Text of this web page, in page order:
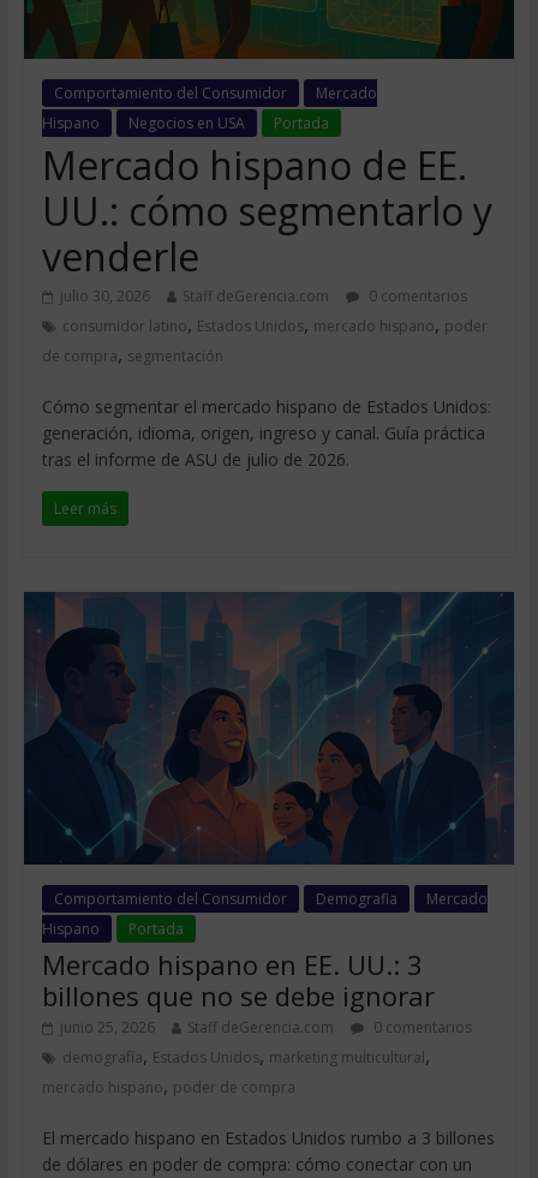
Comportamiento del Consumidor
Mercado
Hispano
Negocios en USA Portada
Mercado hispano de EE.
UU.: cómo segmentarlo y
venderle
julio 30, 2026 Staff deGerencia.com
0 comentarios
consumidor latino, Estados Unidos, mercado hispano, poder
de compra, segmentación
Cómo segmentar el mercado hispano de Estados Unidos:
generación, idioma, origen, ingreso y canal. Guía práctica
tras el informe de ASU de julio de 2026.
Leer más
Comportamiento del Consumidor Demografia
Mercado
Hispano
Portada
Mercado hispano en EE. UU.: 3
billones que no se debe ignorar
junio 25, 2026 Staff deGerencia.com
0 comentarios
demografía, Estados Unidos, marketing multicultural,
mercado hispano, poder de compra
El mercado hispano en Estados Unidos rumbo a 3 billones
de dólares en poder de compra: cómo conectar con un